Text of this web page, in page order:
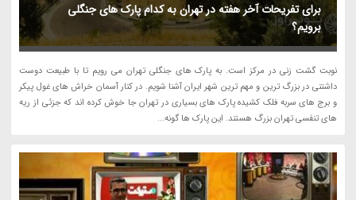
برای تفریحات آخر هفته در تهران به کدام پارک های جنگلی
برویم؟
نوبت گشت زنی در مرکز است. به پارک های جنگلی تهران می رویم تا با طبیعت دوست
داشتنی در بزرگ ترین و مهم ترین شهر ایران آشنا شویم. در کنار آسمان خراش های غول پیکر
و برج های سربه فلک کشیده پارک های بسیاری در تهران جا خوش کرده اند که جزئی از ریه
های تنفسی تهران بزرگ هستند. این پارک ها گونه...